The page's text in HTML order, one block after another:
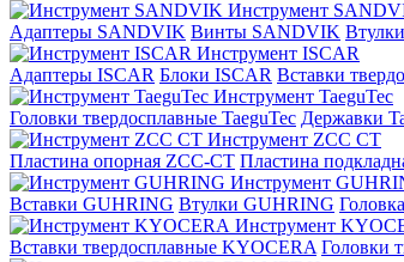
Инструмент
Адаптеры SANDVIK Винты SANDVIK
Инструмент ISCAR
Адаптеры ISCAR Блоки ISCAR Вставки
Инструмент TaeguTec
Головки твердосплавные TaeguTec Державки
Инструмент ZCС CT
Пластина опорная ZCC-CT Пластина
Инструмент
Вставки GUHRING Втулки GUHRING
Инструмент
Вставки твердосплавные KYOCERA Головки